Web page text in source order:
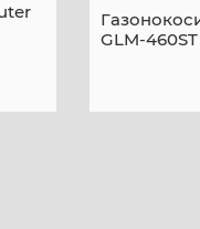
GLM-460ST